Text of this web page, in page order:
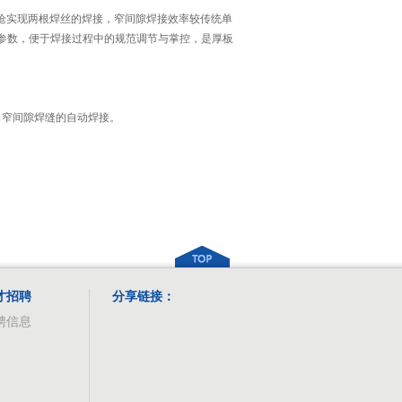
现两根焊丝的焊接，窄间隙焊接效率较传统单
，便于焊接过程中的规范调节与掌控，是厚板
间隙焊缝的自动焊接。
招聘
信息
分享链接：